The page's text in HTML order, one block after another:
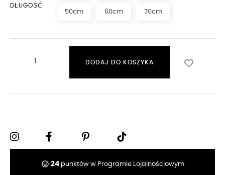
DŁUGOŚĆ
50cm 60cm 70cm
DODAJ DO KOSZYKA
tag_faces 24punktów w Programie Lojalnościowym